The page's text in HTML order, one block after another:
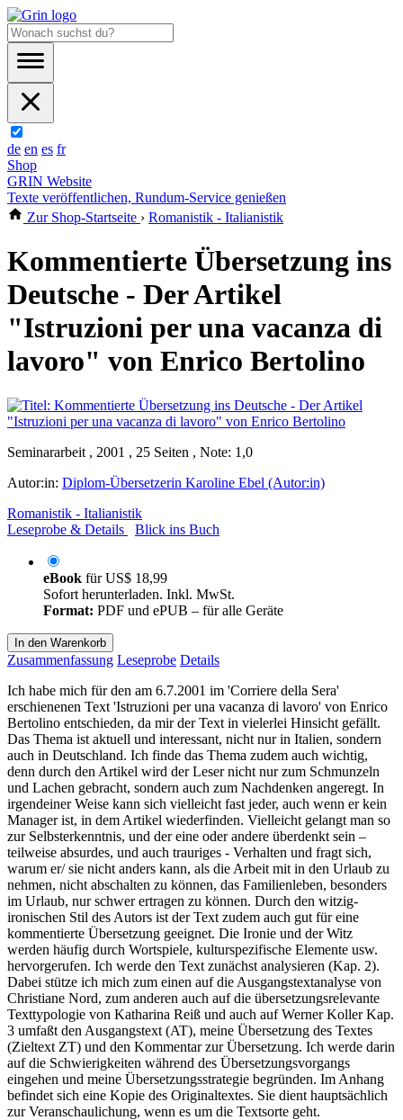
de en es fr
Shop
GRIN Website
Texte veröffentlichen, Rundum-Service genießen
Zur Shop-Startseite › Romanistik - Italianistik
Kommentierte Übersetzung ins
Deutsche - Der Artikel
"Istruzioni per una vacanza di
lavoro" von Enrico Bertolino
Seminararbeit , 2001 , 25 Seiten , Note: 1,0
Autor:in: Diplom-Übersetzerin Karoline Ebel (Autor:in)
Romanistik - Italianistik
Leseprobe & Details
Blick ins Buch
eBook fürUS$ 18,99
Sofort herunterladen. Inkl. MwSt.
Format: PDF und ePUB – für alle Geräte
In den Warenkorb
Zusammenfassung Leseprobe Details
Ich habe mich für den am 6.7.2001 im 'Corriere della Sera'
erschienenen Text 'Istruzioni per una vacanza di lavoro' von Enrico
Bertolino entschieden, da mir der Text in vielerlei Hinsicht gefällt.
Das Thema ist aktuell und interessant, nicht nur in Italien, sondern
auch in Deutschland. Ich finde das Thema zudem auch wichtig,
denn durch den Artikel wird der Leser nicht nur zum Schmunzeln
und Lachen gebracht, sondern auch zum Nachdenken angeregt. In
irgendeiner Weise kann sich vielleicht fast jeder, auch wenn er kein
Manager ist, in dem Artikel wiederfinden. Vielleicht gelangt man so
zur Selbsterkenntnis, und der eine oder andere überdenkt sein –
teilweise absurdes, und auch trauriges - Verhalten und fragt sich,
warum er/ sie nicht anders kann, als die Arbeit mit in den Urlaub zu
nehmen, nicht abschalten zu können, das Familienleben, besonders
im Urlaub, nur schwer ertragen zu können. Durch den witzig-
ironischen Stil des Autors ist der Text zudem auch gut für eine
kommentierte Übersetzung geeignet. Die Ironie und der Witz
werden häufig durch Wortspiele, kulturspezifische Elemente usw.
hervorgerufen. Ich werde den Text zunächst analysieren (Kap. 2).
Dabei stütze ich mich zum einen auf die Ausgangstextanalyse von
Christiane Nord, zum anderen auch auf die übersetzungsrelevante
Texttypologie von Katharina Reiß und auch auf Werner Koller Kap.
3 umfaßt den Ausgangstext (AT), meine Übersetzung des Textes
(Zieltext ZT) und den Kommentar zur Übersetzung. Ich werde darin
auf die Schwierigkeiten während des Übersetzungsvorgangs
eingehen und meine Übersetzungsstrategie begründen. Im Anhang
befindet sich eine Kopie des Originaltextes. Sie dient hauptsächlich
zur Veranschaulichung, wenn es um die Textsorte geht.